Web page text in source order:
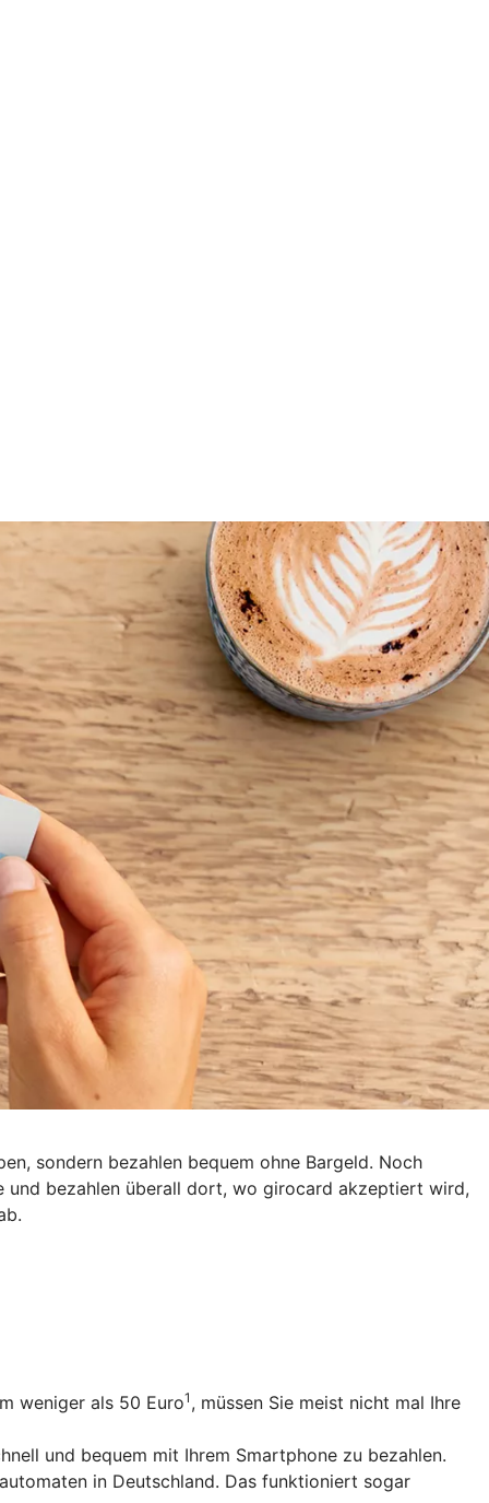
sondern bezahlen bequem ohne Bargeld. Noch
und bezahlen überall dort, wo girocard akzeptiert wird,
weniger als 50 Euro1 , müssen Sie meist nicht mal Ihre
und bequem mit Ihrem Smartphone zu bezahlen.
in Deutschland. Das funktioniert sogar